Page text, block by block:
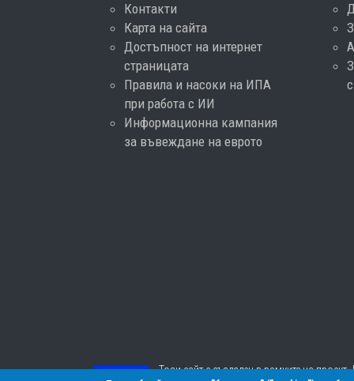
Контакти
Карта на сайта
Достъпност на интернет
страницата
Правила и насоки на ИПА
при работа с ИИ
Информационна кампания
за въвеждане на еврото
Този сайт е създаден в рамките на проект